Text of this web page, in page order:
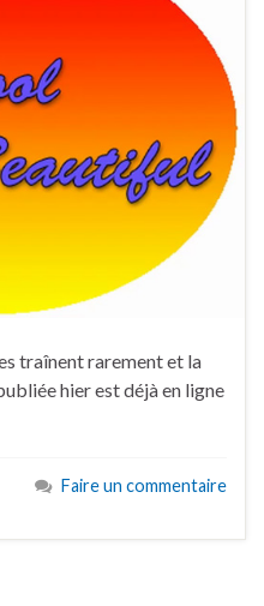
traînent rarement et la
hier est déjà en ligne
Faire un commentaire